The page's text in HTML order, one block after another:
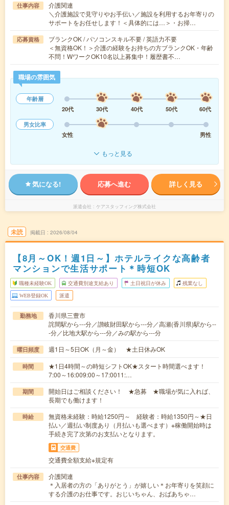
仕事内容
介護関連
＼介護施設で見守りやお手伝い／施設を利用するお年寄りの
サポートをお任せします！＜具体的には…＞・お掃…
応募資格
ブランクOK / パソコンスキル不要 / 英語力不要
＜無資格OK！＞介護の経験をお持ちの方ブランクOK・年齢
不問！WワークOK10名以上募集中！履歴書不…
職場の雰囲気
年齢層
20代
30代 40代 50代
60代
男女比率
女性
男性
もっと見る
気になる! 応募へ進む 詳しく見る
派遣会社 ケアスタッフィング株式会社
未読 掲載日 2026/08/04
【8月～OK！週1日～】ホテルライクな高齢者
マンションで生活サポート＊時短OK
職種未経験OK 交通費別途支給あり 土日祝日が休み 残業なし
WEB登録OK 派遣
勤務地
香川県三豊市
詫間駅から---分／讃岐財田駅から---分／高瀬(香川県)駅から--
-分／比地大駅から---分／みの駅から---分
曜日頻度 週1日～5日OK（月～金） ★土日休みOK
時間
★1日4時間～の時短シフトOK★スタート時間選べます！
7:00～16:009:00～17:0011:…
期間
開始日はご相談ください！ ★急募 ★職場が気に入れば、
長期でも働けます！
時給
無資格未経験：時給1250円～ 経験者：時給1350円～★日
払い／週払い制度あり（月払いも選べます）※稼働開始時は
手続き完了次第のお支払いとなります。
交通費
交通費全額支給※規定有
仕事内容
介護関連
＊入居者の方の「ありがとう」が嬉しい＊お年寄りを笑顔に
する介護のお仕事です。おじいちゃん、おばあちゃ…